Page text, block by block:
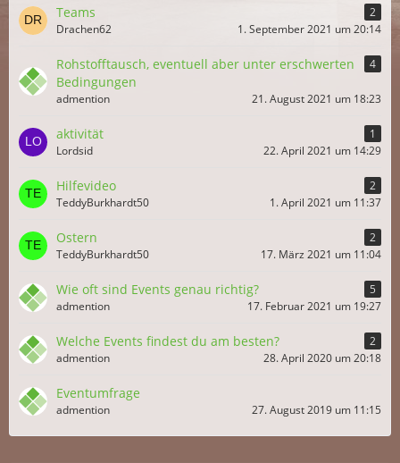
Teams
2
Drachen62
1. September 2021 um 20:14
Rohstofftausch, eventuell aber unter erschwerten
Bedingungen
4
admention 21. August 2021 um 18:23
aktivität
1
Lordsid
22. April 2021 um 14:29
Hilfevideo
2
TeddyBurkhardt50
1. April 2021 um 11:37
Ostern
2
TeddyBurkhardt50
17. März 2021 um 11:04
Wie oft sind Events genau richtig?
5
admention
17. Februar 2021 um 19:27
Welche Events findest du am besten?
2
admention
28. April 2020 um 20:18
Eventumfrage
admention 27. August 2019 um 11:15